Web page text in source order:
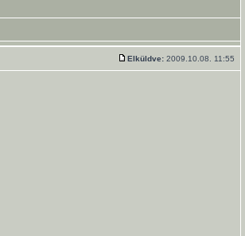
Elküldve: 2009.10.08. 11:55